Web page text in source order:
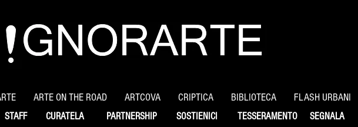
ARTE ON THE ROAD ARTCOVA CRIPTICA BIBLIOTECA FLASH URBANI
STAFF CURATELA PARTNERSHIP SOSTIENICI SEGNALA
TESSERAMENTO